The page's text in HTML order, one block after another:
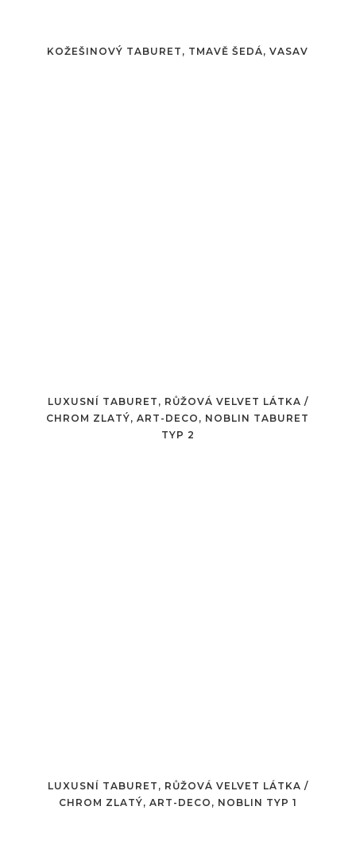
KOŽEŠINOVÝ TABURET, TMAVĚ ŠEDÁ, VASAV
LUXUSNÍ TABURET, RŮŽOVÁ VELVET LÁTKA /
CHROM ZLATÝ, ART-DECO, NOBLIN TABURET
TYP 2
LUXUSNÍ TABURET, RŮŽOVÁ VELVET LÁTKA /
CHROM ZLATÝ, ART-DECO, NOBLIN TYP 1